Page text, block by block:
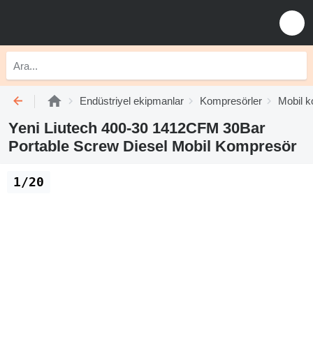
Endüstriyel ekipmanlar Kompresörler Mobil
Yeni Liutech 400-30 1412CFM 30Bar
Portable Screw Diesel Mobil Kompresör
1/20